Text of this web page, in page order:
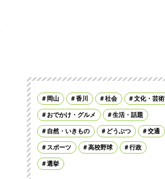
岡山 香川 社会 文化・芸術
おでかけ・グルメ 生活・話題
自然・いきもの どうぶつ 交通
スポーツ 高校野球 行政
選挙